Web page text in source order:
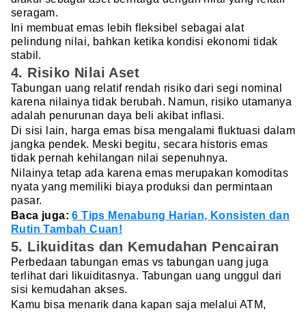
seragam.
Ini membuat emas lebih fleksibel sebagai alat
pelindung nilai, bahkan ketika kondisi ekonomi tidak
stabil.
4. Risiko Nilai Aset
Tabungan uang relatif rendah risiko dari segi nominal
karena nilainya tidak berubah. Namun, risiko utamanya
adalah penurunan daya beli akibat inflasi.
Di sisi lain, harga emas bisa mengalami fluktuasi dalam
jangka pendek. Meski begitu, secara historis emas
tidak pernah kehilangan nilai sepenuhnya.
Nilainya tetap ada karena emas merupakan komoditas
nyata yang memiliki biaya produksi dan permintaan
pasar.
Baca juga:6 Tips Menabung Harian, Konsisten dan
Rutin Tambah Cuan!
5. Likuiditas dan Kemudahan Pencairan
Perbedaan tabungan emas vs tabungan uang juga
terlihat dari likuiditasnya. Tabungan uang unggul dari
sisi kemudahan akses.
Kamu bisa menarik dana kapan saja melalui ATM,